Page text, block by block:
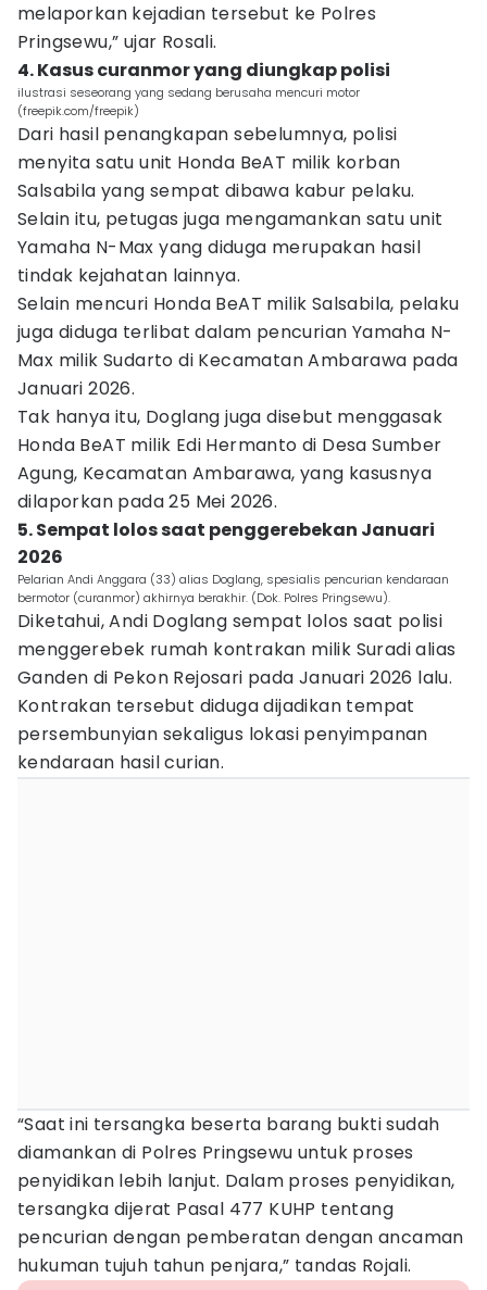
melaporkan kejadian tersebut ke Polres
Pringsewu,” ujar Rosali.
4. Kasus curanmor yang diungkap polisi
ilustrasi seseorang yang sedang berusaha mencuri motor
(freepik.com/freepik)
Dari hasil penangkapan sebelumnya, polisi
menyita satu unit Honda BeAT milik korban
Salsabila yang sempat dibawa kabur pelaku.
Selain itu, petugas juga mengamankan satu unit
Yamaha N-Max yang diduga merupakan hasil
tindak kejahatan lainnya.
Selain mencuri Honda BeAT milik Salsabila, pelaku
juga diduga terlibat dalam pencurian Yamaha N-
Max milik Sudarto di Kecamatan Ambarawa pada
Januari 2026.
Tak hanya itu, Doglang juga disebut menggasak
Honda BeAT milik Edi Hermanto di Desa Sumber
Agung, Kecamatan Ambarawa, yang kasusnya
dilaporkan pada 25 Mei 2026.
5. Sempat lolos saat penggerebekan Januari
2026
Pelarian Andi Anggara (33) alias Doglang, spesialis pencurian kendaraan
bermotor (curanmor) akhirnya berakhir. (Dok. Polres Pringsewu).
Diketahui, Andi Doglang sempat lolos saat polisi
menggerebek rumah kontrakan milik Suradi alias
Ganden di Pekon Rejosari pada Januari 2026 lalu.
Kontrakan tersebut diduga dijadikan tempat
persembunyian sekaligus lokasi penyimpanan
kendaraan hasil curian.
“Saat ini tersangka beserta barang bukti sudah
diamankan di Polres Pringsewu untuk proses
penyidikan lebih lanjut. Dalam proses penyidikan,
tersangka dijerat Pasal 477 KUHP tentang
pencurian dengan pemberatan dengan ancaman
hukuman tujuh tahun penjara,” tandas Rojali.